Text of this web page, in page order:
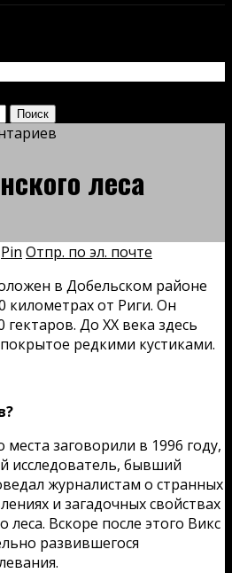
леса
Pin Отпр. по эл. почте
в Добельском районе
от Риги. Он
До XX века здесь
редкими кустиками.
места заговорили в 1996 году,
исследователь, бывший
журналистам о странных
и загадочных свойствах
леса. Вскоре после этого Викс
развившегося